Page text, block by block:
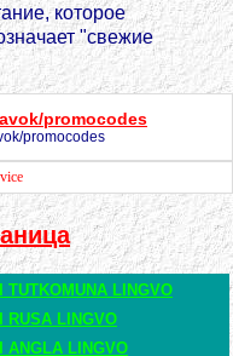
котоpое
"свежие
promocodes
promocodes
TUTKOMUNA LINGVO
RUSA LINGVO
ANGLA LINGVO